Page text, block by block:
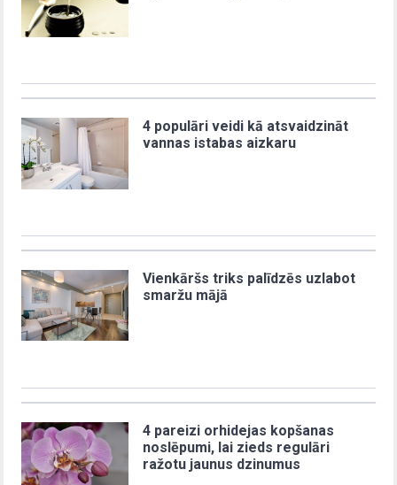
4 populāri veidi kā atsvaidzināt
vannas istabas aizkaru
Vienkāršs triks palīdzēs uzlabot
smaržu mājā
4 pareizi orhidejas kopšanas
noslēpumi, lai zieds regulāri
ražotu jaunus dzinumus